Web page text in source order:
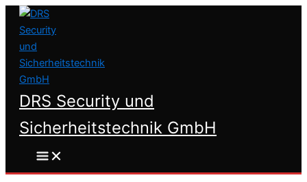
Zum
Inhalt
springen
DRS Security und
Sicherheitstechnik GmbH